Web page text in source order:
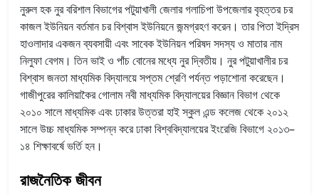
নুরুল হক নুর বরিশাল বিভাগের পটুয়াখালী জেলার গলাচিপা উপজেলার বৃহত্তর চর
কাজল ইউনিয়ন বর্তমান চর বিশ্বাস ইউনিয়নে জন্মগ্রহণ করেন। তার পিতা ইদ্রিস
হাওলাদার একজন ব্যবসায়ী এবং সাবেক ইউনিয়ন পরিষদ সদস্য ও মাতার নাম
নিলুফা বেগম। তিন ভাই ও পাঁচ বোনের মধ্যে নুর দ্বিতীয়। নুর পটুয়াখালীর চর
বিশ্বাস জনতা মাধ্যমিক বিদ্যালয়ে সপ্তম শ্রেণি পর্যন্ত পড়াশোনা করেছেন।
গাজীপুরের কালিয়াকৈর গোলাম নবী মাধ্যমিক বিদ্যালয়ের বিজ্ঞান বিভাগ থেকে
২০১০ সালে মাধ্যমিক এবং ঢাকার উত্তরা হাই স্কুল এন্ড কলেজ থেকে ২০১২
সালে উচ্চ মাধ্যমিক সম্পন্ন করে ঢাকা বিশ্ববিদ্যালয়ের ইংরেজি বিভাগে ২০১৩–
১৪ শিক্ষাবর্ষে ভর্তি হন।
রাজনৈতিক জীবন